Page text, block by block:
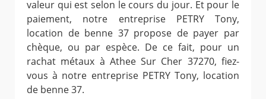
valeur qui est selon le cours du jour. Et pour le
paiement, notre entreprise PETRY Tony,
location de benne 37 propose de payer par
chèque, ou par espèce. De ce fait, pour un
rachat métaux à Athee Sur Cher 37270, fiez-
vous à notre entreprise PETRY Tony, location
de benne 37.